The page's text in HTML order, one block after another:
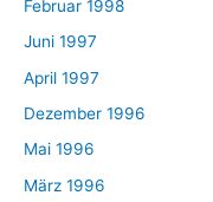
Februar 1998
Juni 1997
April 1997
Dezember 1996
Mai 1996
März 1996